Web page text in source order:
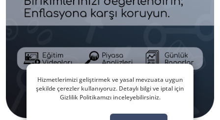
Hizmetlerimizi geliştirmek ve yasal mevzuata uygun
şekilde çerezler kullanıyoruz. Detaylı bilgi ve iptal için
Gizlilik Politikamızı inceleyebilirsiniz.